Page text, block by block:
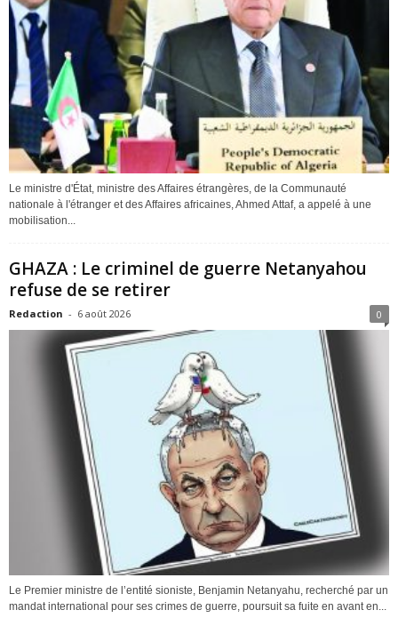
Le ministre d'État, ministre des Affaires étrangères, de la Communauté
nationale à l'étranger et des Affaires africaines, Ahmed Attaf, a appelé à une
mobilisation...
GHAZA : Le criminel de guerre Netanyahou
refuse de se retirer
Redaction - 6 août 2026 0
Le Premier ministre de l’entité sioniste, Benjamin Netanyahu, recherché par un
mandat international pour ses crimes de guerre, poursuit sa fuite en avant en...